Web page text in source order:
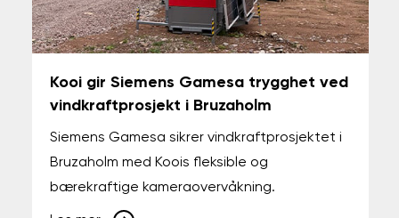
Kooi gir Siemens Gamesa trygghet ved
vindkraftprosjekt i Bruzaholm
Siemens Gamesa sikrer vindkraftprosjektet i
Bruzaholm med Koois fleksible og
bærekraftige kameraovervåkning.